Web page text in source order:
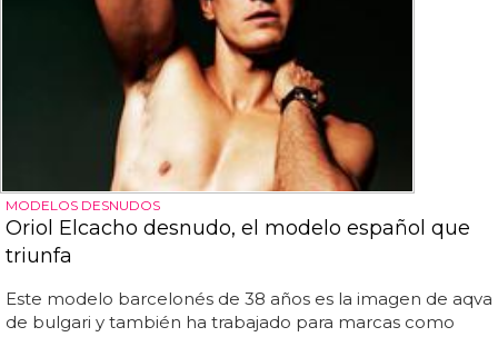
MODELOS DESNUDOS
Oriol Elcacho desnudo, el modelo español que
triunfa
Este modelo barcelonés de 38 años es la imagen de aqva
de bulgari y también ha trabajado para marcas como